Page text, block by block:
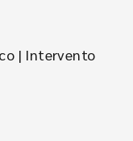
| Intervento